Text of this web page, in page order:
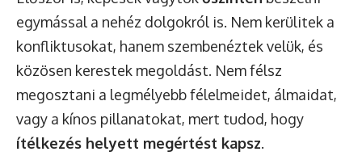
egymással a nehéz dolgokról is. Nem kerülitek a
konfliktusokat, hanem szembenéztek velük, és
közösen kerestek megoldást. Nem félsz
megosztani a legmélyebb félelmeidet, álmaidat,
vagy a kínos pillanatokat, mert tudod, hogy
ítélkezés helyett megértést kapsz.